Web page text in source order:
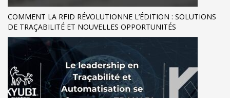
COMMENT LA RFID RÉVOLUTIONNE L’ÉDITION : SOLUTIONS
DE TRAÇABILITÉ ET NOUVELLES OPPORTUNITÉS